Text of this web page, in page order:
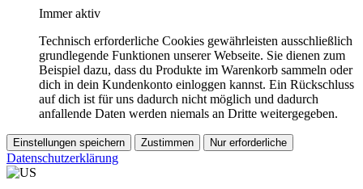
Immer aktiv
Technisch erforderliche Cookies gewährleisten ausschließlich
grundlegende Funktionen unserer Webseite. Sie dienen zum
Beispiel dazu, dass du Produkte im Warenkorb sammeln oder
dich in dein Kundenkonto einloggen kannst. Ein Rückschluss
auf dich ist für uns dadurch nicht möglich und dadurch
anfallende Daten werden niemals an Dritte weitergegeben.
Einstellungen speichern Zustimmen Nur erforderliche
Datenschutzerklärung